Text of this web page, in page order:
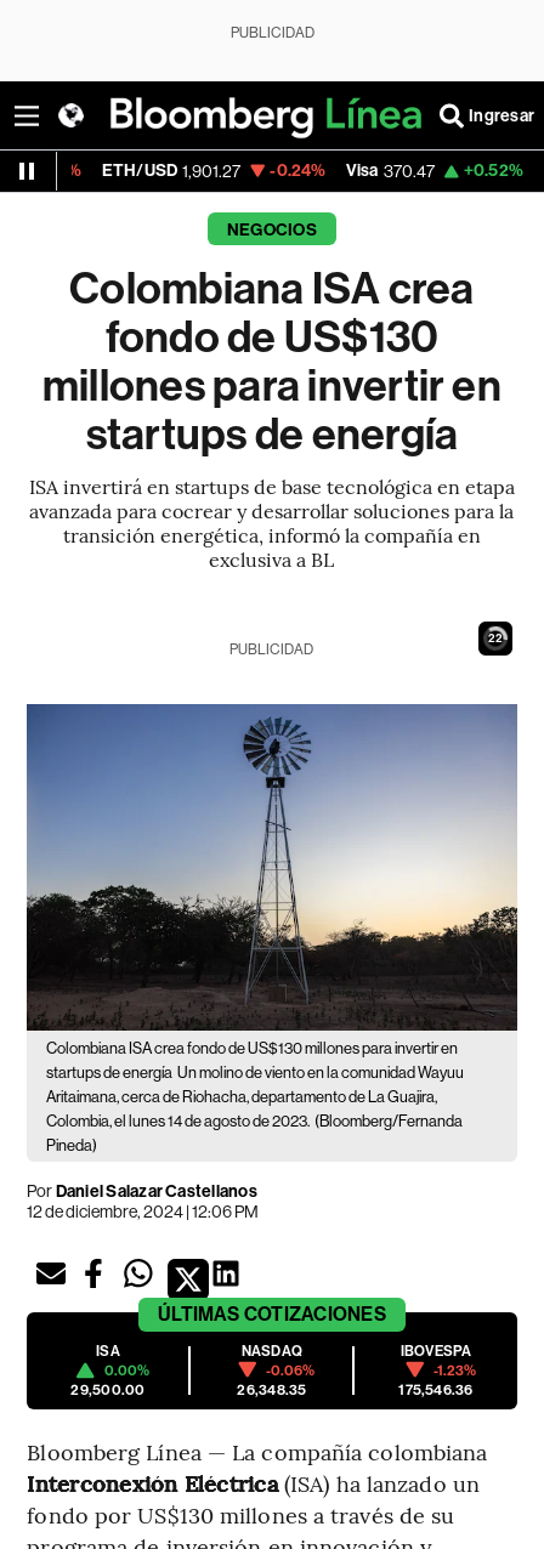
PUBLICIDAD
Ingresar
1,901.27 -0.24% Visa 370.47 +0.52% MercadoLibre
NEGOCIOS
Colombiana ISA crea
fondo de US$130
millones para invertir en
startups de energía
ISA invertirá en startups de base tecnológica en etapa
avanzada para cocrear y desarrollar soluciones para la
transición energética, informó la compañía en
exclusiva a BL
20
PUBLICIDAD
Colombiana ISA crea fondo de US$130 millones para invertir en
startups de energía Un molino de viento en la comunidad Wayuu
Aritaimana, cerca de Riohacha, departamento de La Guajira,
Colombia, el lunes 14 de agosto de 2023. (Bloomberg/Fernanda
Pineda)
PorDaniel Salazar Castellanos
12 de diciembre, 2024 | 12:06 PM
ÚLTIMAS COTIZACIONES
ISA
0.00%
29,500.00
NASDAQ
-0.06%
26,348.35
IBOVESPA
-1.23%
175,546.36
Bloomberg Línea — La compañía colombiana
Interconexión Eléctrica(ISA) ha lanzado un
fondo por US$130 millones a través de su